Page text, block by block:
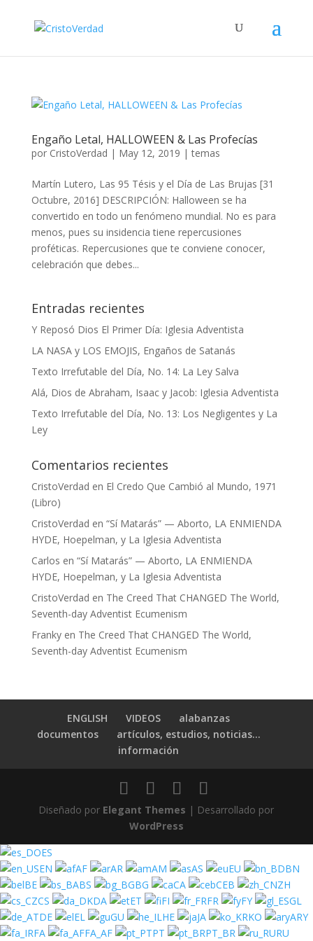
Engaño Letal, HALLOWEEN & Las Profecías
por CristoVerdad | May 12, 2019 |temas
Martín Lutero, Las 95 Tésis y el Día de Las Brujas [31
Octubre, 2016] DESCRIPCIÓN: Halloween se ha
convertido en todo un fenómeno mundial. No es para
menos, pues su insidencia tiene repercusiones
proféticas. Repercusiones que te conviene conocer,
celebración que debes...
Entradas recientes
Y Reposó Dios El Primer Día: Iglesia Adventista
LA NASA y LOS EMOJIS, Engaños de Satanás
Texto Irrefutable del Día, No. 14: La Ley Salva
Alá, Dios de Abraham, Isaac y Jacob: Iglesia Adventista
Texto Irrefutable del Día, No. 13: Los Negligentes y La
Ley
Comentarios recientes
CristoVerdad en El Credo Que Cambió al Mundo, 1971
(Libro)
CristoVerdad en “Sí Matarás” — Aborto, LA ENMIENDA
HYDE, Hoepelman, y La Iglesia Adventista
Carlos en “Sí Matarás” — Aborto, LA ENMIENDA
HYDE, Hoepelman, y La Iglesia Adventista
CristoVerdad en The Creed That CHANGED The World,
Seventh-day Adventist Ecumenism
Frankyen The Creed That CHANGED The World,
Seventh-day Adventist Ecumenism
ENGLISH VIDEOS
alabanzas
documentos
artículos, estudios, noticias…
información
Diseñado por Elegant Themes | Desarrollado por
WordPress
ES
EN
AF AR AM AS EU
BN
BE
BS BG CA CEB
ZH
CS
DA ET FI FR FY
GL
DE
EL GU HE JA KO
ARY
FA
FA_AF PT PT_BR RU